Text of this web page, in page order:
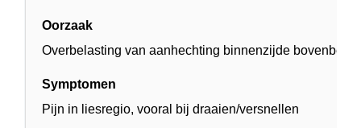
Overbelasting van aanhechting binnenzijde bovenbeen
Pijn in liesregio, vooral bij draaien/versnellen